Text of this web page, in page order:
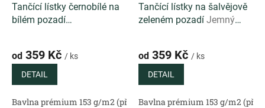
Tančící lístky černobílé na
bílém pozadí
čistě bílém podkladu
od 359 Kč / ks
DETAIL
Bavlna prémium 153 g/m2 (přírodní) Bavlněný satén 130 g/
Tančící lístky na šalvějově
zeleném pozadí Jemný
zeleném podkladu
od 359 Kč / ks
DETAIL
Bavlna prémium 153 g/m2